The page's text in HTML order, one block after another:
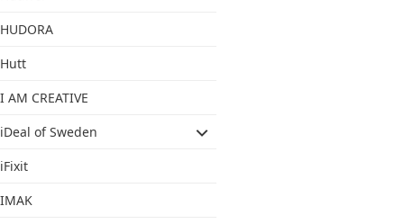
HUDORA
Hutt
I AM CREATIVE
iDeal of Sweden
iFixit
IMAK